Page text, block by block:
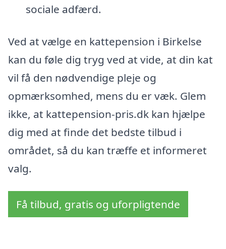
sociale adfærd.
Ved at vælge en kattepension i Birkelse
kan du føle dig tryg ved at vide, at din kat
vil få den nødvendige pleje og
opmærksomhed, mens du er væk. Glem
ikke, at kattepension-pris.dk kan hjælpe
dig med at finde det bedste tilbud i
området, så du kan træffe et informeret
valg.
Få tilbud, gratis og uforpligtende